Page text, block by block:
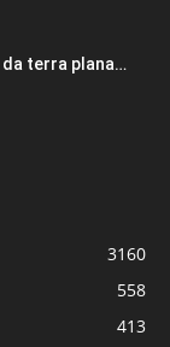
da terra plana…
3160
558
413